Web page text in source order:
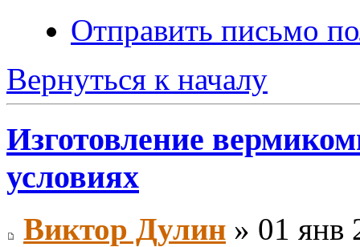
Отправить письмо
Вернуться к началу
Изготовление
условиях
Виктор Дулин » 01 янв